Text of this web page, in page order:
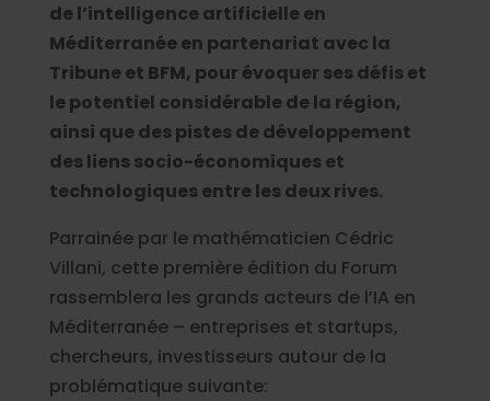
de l’intelligence artificielle en
Méditerranée en partenariat avec la
Tribune et BFM, pour évoquer ses défis et
le potentiel considérable de la région,
ainsi que des pistes de développement
des liens socio-économiques et
technologiques entre les deux rives.
Parrainée par le mathématicien Cédric
Villani, cette première édition du Forum
rassemblera les grands acteurs de l’IA en
Méditerranée – entreprises et startups,
chercheurs, investisseurs autour de la
problématique suivante: